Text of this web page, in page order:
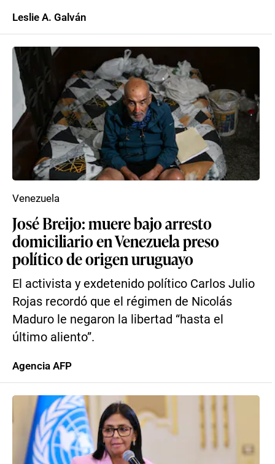
Leslie A. Galván
José Breijo: muere bajo arresto
domiciliario en Venezuela preso
político de origen uruguayo
El activista y exdetenido político Carlos Julio
Rojas recordó que el régimen de Nicolás
Maduro le negaron la libertad “hasta el
último aliento”.
Venezuela
Agencia AFP